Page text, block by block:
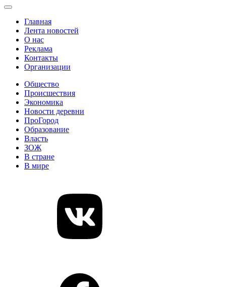
Главная
Лента новостей
О нас
Реклама
Контакты
Организации
Общество
Происшествия
Экономика
Новости деревни
ПроГород
Образование
Власть
ЗОЖ
В стране
В мире